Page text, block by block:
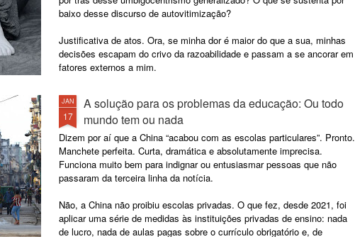
baixo desse discurso de autovitimização?
Justificativa de atos. Ora, se minha dor é maior do que a sua, minhas
decisões escapam do crivo da razoabilidade e passam a se ancorar em
fatores externos a mim.
JAN
17
A solução para os problemas da educação: Ou todo
mundo tem ou nada
Dizem por aí que a China “acabou com as escolas particulares”. Pronto.
Manchete perfeita. Curta, dramática e absolutamente imprecisa.
Funciona muito bem para indignar ou entusiasmar pessoas que não
passaram da terceira linha da notícia.
Não, a China não proibiu escolas privadas. O que fez, desde 2021, foi
aplicar uma série de medidas às instituições privadas de ensino: nada
de lucro, nada de aulas pagas sobre o currículo obrigatório e, de